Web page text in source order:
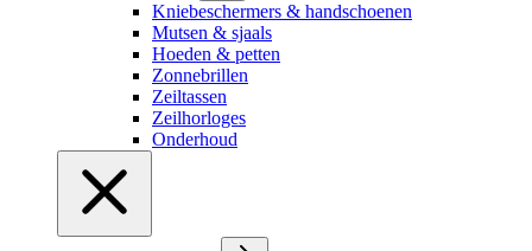
Kniebeschermers & handschoenen
Mutsen & sjaals
Hoeden & petten
Zonnebrillen
Zeiltassen
Zeilhorloges
Onderhoud